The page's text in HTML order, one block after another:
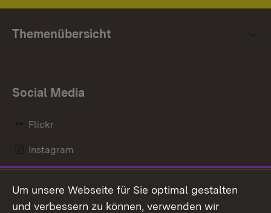
Themenübersicht
Social Media
Flickr
Instagram
Mastodon
Um unsere Webseite für Sie optimal gestalten
und verbessern zu können, verwenden wir